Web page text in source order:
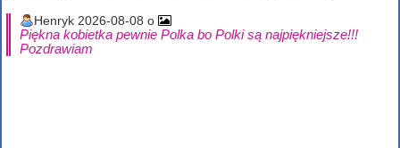
Henryk 2026-08-08 o
Piękna kobietka pewnie Polka bo Polki są najpiękniejsze!!!
Pozdrawiam